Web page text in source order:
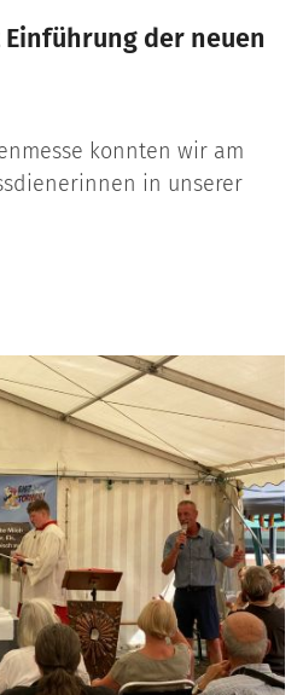
der neuen
konnten wir am
in unserer